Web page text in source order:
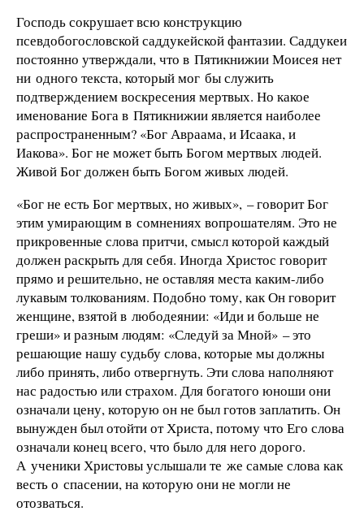
Господь сокрушает всю конструкцию
псевдобогословской саддукейской фантазии. Саддукеи
постоянно утверждали, что в Пятикнижии Моисея нет
ни одного текста, который мог бы служить
подтверждением воскресения мертвых. Но какое
именование Бога в Пятикнижии является наиболее
распространенным? «Бог Авраама, и Исаака, и
Иакова». Бог не может быть Богом мертвых людей.
Живой Бог должен быть Богом живых людей.
«Бог не есть Бог мертвых, но живых», – говорит Бог
этим умирающим в сомнениях вопрошателям. Это не
прикровенные слова притчи, смысл которой каждый
должен раскрыть для себя. Иногда Христос говорит
прямо и решительно, не оставляя места каким-либо
лукавым толкованиям. Подобно тому, как Он говорит
женщине, взятой в любодеянии: «Иди и больше не
греши» и разным людям: «Следуй за Мной» – это
решающие нашу судьбу слова, которые мы должны
либо принять, либо отвергнуть. Эти слова наполняют
нас радостью или страхом. Для богатого юноши они
означали цену, которую он не был готов заплатить. Он
вынужден был отойти от Христа, потому что Его слова
означали конец всего, что было для него дорого.
А ученики Христовы услышали те же самые слова как
весть о спасении, на которую они не могли не
отозваться.